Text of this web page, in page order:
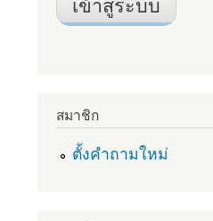
สมาชิก
ตั้งคำถามใหม่